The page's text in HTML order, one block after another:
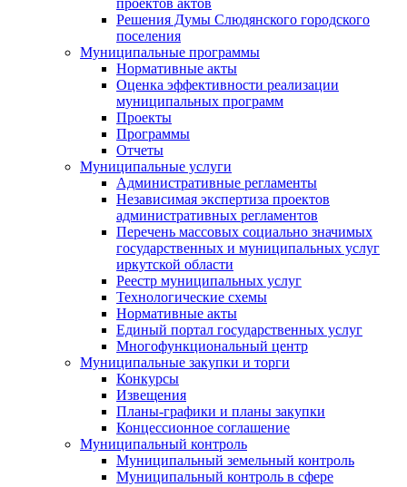
проектов актов
Решения Думы Слюдянского городского
поселения
Муниципальные программы
Нормативные акты
Оценка эффективности реализации
муниципальных программ
Проекты
Программы
Отчеты
Муниципальные услуги
Административные регламенты
Независимая экспертиза проектов
административных регламентов
Перечень массовых социально значимых
государственных и муниципальных услуг
иркутской области
Реестр муниципальных услуг
Технологические схемы
Нормативные акты
Единый портал государственных услуг
Многофункциональный центр
Муниципальные закупки и торги
Конкурсы
Извещения
Планы-графики и планы закупки
Концессионное соглашение
Муниципальный контроль
Муниципальный земельный контроль
Муниципальный контроль в сфере